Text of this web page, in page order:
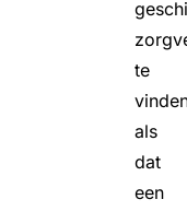
te
als
dat
een